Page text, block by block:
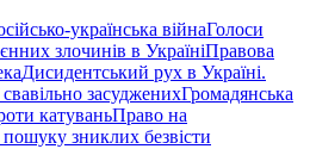
українська війнаГолоси
злочинів в УкраїніПравова
Дисидентський рух в Україні.
свавільно засудженихГромадянська
катуваньПраво на
пошуку зниклих безвісти